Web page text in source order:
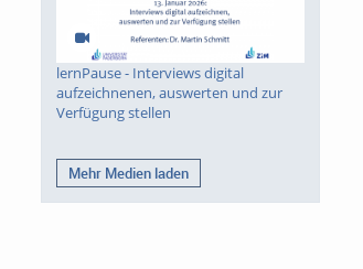
Spannendes Interview
mit der vielseitigen
Künstlerin Reinel Bakole
lernPause - Interviews digital
aufzeichnenen, auswerten und zur
Verfügung stellen
Mehr Medien laden